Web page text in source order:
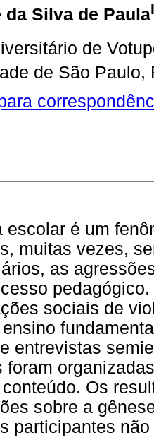
da Silva de PaulaI
de
de São Paulo,
escolar é um
muitas vezes,
as
sociais de
entrevistas
foram
Os
sobre a
participantes